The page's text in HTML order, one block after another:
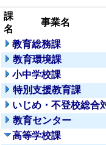
課
名
事業名
教育総務課
教育環境課
小中学校課
特別支援教育課
いじめ・不登校総合
教育センター
高等学校課